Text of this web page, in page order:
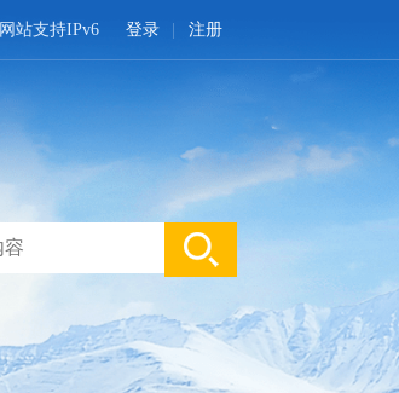
登录 注册
网站支持IPv6